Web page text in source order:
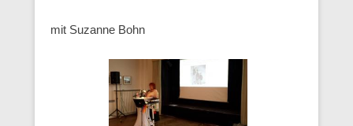
mit Suzanne Bohn